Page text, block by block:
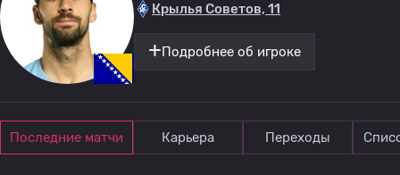
Крылья Советов, 11
Подробнее об игроке
Последние матчи Карьера Переходы